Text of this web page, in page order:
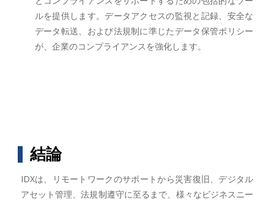
ルを提供します。データアクセスの監視と記録、安全な
データ転送、および法規制に準じたデータ保管ポリシー
が、企業のコンプライアンスを強化します。
結論
IDXは、リモートワークのサポートから災害復旧、デジタル
アセット管理、法規制遵守に至るまで、様々なビジネスニー